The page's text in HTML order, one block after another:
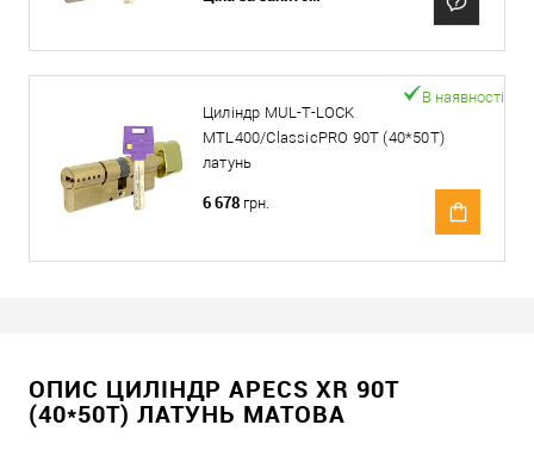
Циліндр MUL-T-LOCK
MTL400/ClassicPRO 90T (40*50T)
латунь
В наявності
6 678 грн.
ОПИС ЦИЛІНДР APECS XR 90T
(40*50T) ЛАТУНЬ МАТОВА